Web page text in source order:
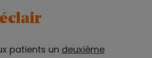
patients un deuxième